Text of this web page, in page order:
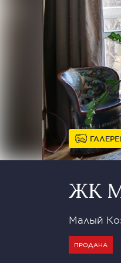
ЖК
Малый
ПРОДАНА